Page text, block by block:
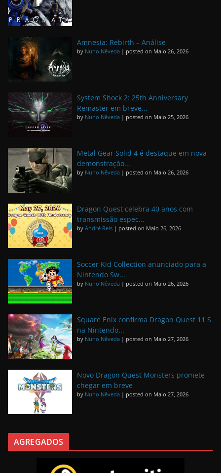
Amnesia: Rebirth – Análise
by Nuno Nêveda | posted on Maio 26, 2026
System Shock 2: 25th Anniversary
Remaster em breve...
by Nuno Nêveda | posted on Maio 25, 2026
Metal Gear Solid 4 é destaque em nova
demonstração...
by Nuno Nêveda | posted on Maio 26, 2026
Dragon Quest celebra 40 anos com
transmissão espec...
by André Reis | posted on Maio 26, 2026
Soccer Kid Collection anunciado para a
Nintendo Sw...
by Nuno Nêveda | posted on Maio 26, 2026
Square Enix confirma Dragon Quest 11 S
na Nintendo...
by Nuno Nêveda | posted on Maio 27, 2026
Novo Dragon Quest Monsters promete
chegar em breve
by Nuno Nêveda | posted on Maio 27, 2026
AGREGADOS